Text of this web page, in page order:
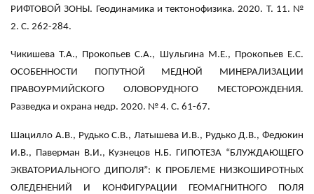
РИФТОВОЙ ЗОНЫ. Геодинамика и тектонофизика. 2020. Т. 11. №
2. С. 262-284.
Чикишева Т.А., Прокопьев С.А., Шульгина М.Е., Прокопьев Е.С.
ОСОБЕННОСТИ ПОПУТНОЙ МЕДНОЙ МИНЕРАЛИЗАЦИИ
ПРАВОУРМИЙСКОГО ОЛОВОРУДНОГО МЕСТОРОЖДЕНИЯ.
Разведка и охрана недр. 2020. № 4. С. 61-67.
Шацилло А.В., Рудько С.В., Латышева И.В., Рудько Д.В., Федюкин
И.В., Паверман В.И., Кузнецов Н.Б. ГИПОТЕЗА “БЛУЖДАЮЩЕГО
ЭКВАТОРИАЛЬНОГО ДИПОЛЯ”: К ПРОБЛЕМЕ НИЗКОШИРОТНЫХ
ОЛЕДЕНЕНИЙ И КОНФИГУРАЦИИ ГЕОМАГНИТНОГО ПОЛЯ